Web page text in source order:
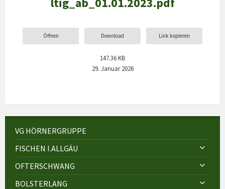
Öffnen Download Link kopieren
147.36 KB
29. Januar 2026
VG HÖRNERGRUPPE
FISCHEN I.ALLGÄU
OFTERSCHWANG
BOLSTERLANG